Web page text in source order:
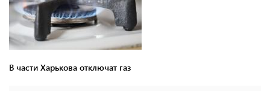
В части Харькова отключат газ